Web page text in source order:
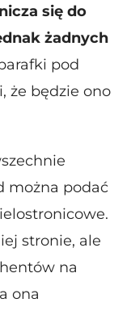
się do
żadnych
pod
że będzie ono
można podać
stronie, ale
na
ona